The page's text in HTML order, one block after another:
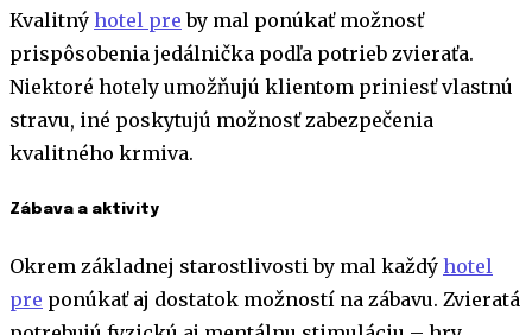
Kvalitný hotel pre by mal ponúkať možnosť
prispôsobenia jedálnička podľa potrieb zvieraťa.
Niektoré hotely umožňujú klientom priniesť vlastnú
stravu, iné poskytujú možnosť zabezpečenia
kvalitného krmiva.
Zábava a aktivity
Okrem základnej starostlivosti by mal každý hotel
pre ponúkať aj dostatok možností na zábavu. Zvieratá